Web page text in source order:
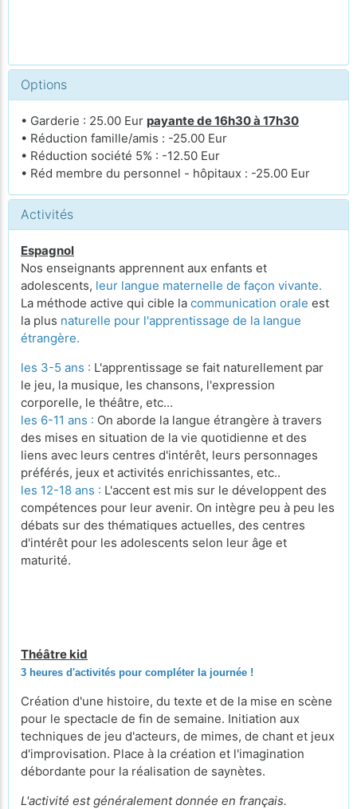
Options
• Garderie : 25.00 Eur payante de 16h30 à 17h30
• Réduction famille/amis : -25.00 Eur
• Réduction société 5% : -12.50 Eur
• Réd membre du personnel - hôpitaux : -25.00 Eur
Activités
Espagnol
Nos enseignants apprennent aux enfants et
adolescents, leur langue maternelle de façon vivante.
La méthode active qui cible la communication orale est
la plus naturelle pour l'apprentissage de la langue
étrangère.
les 3-5 ans : L'apprentissage se fait naturellement par
le jeu, la musique, les chansons, l'expression
corporelle, le théâtre, etc...
les 6-11 ans : On aborde la langue étrangère à travers
des mises en situation de la vie quotidienne et des
liens avec leurs centres d'intérêt, leurs personnages
préférés, jeux et activités enrichissantes, etc..
les 12-18 ans : L'accent est mis sur le développent des
compétences pour leur avenir. On intègre peu à peu les
débats sur des thématiques actuelles, des centres
d'intérêt pour les adolescents selon leur âge et
maturité.
Théâtre kid
3 heures d'activités pour compléter la journée !
Création d'une histoire, du texte et de la mise en scène
pour le spectacle de fin de semaine. Initiation aux
techniques de jeu d'acteurs, de mimes, de chant et jeux
d'improvisation. Place à la création et l'imagination
débordante pour la réalisation de saynètes.
L'activité est généralement donnée en français.